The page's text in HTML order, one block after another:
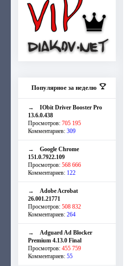
Популярное за неделю
→ IObit Driver Booster Pro
13.6.0.438
Просмотров: 705 195
Комментариев: 309
→ Google Chrome
151.0.7922.109
Просмотров: 568 666
Комментариев: 122
→ Adobe Acrobat
26.001.21771
Просмотров: 508 832
Комментариев: 264
→ Adguard Ad Blocker
Premium 4.13.0 Final
Просмотров: 455 759
Комментариев: 55